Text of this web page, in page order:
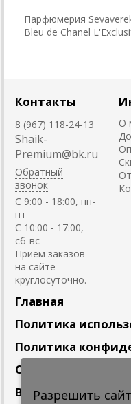
Парфюмерия
Bleu de Chanel
Контакты
8 (967) 118-24-13
Shaik-
Premium@bk.ru
Обратный
звонок
C 9:00 - 18:00, пн-
пт
С 10:00 - 17:00,
сб-вс
Приём заказов
на сайте -
круглосуточно.
О
Главная
Политика
Политика
Сотрудничество
Вакансии
Разрешить